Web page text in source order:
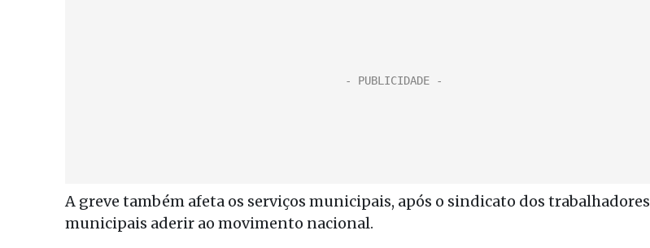
A greve também afeta os serviços municipais, após o sindicato dos trabalhadores
municipais aderir ao movimento nacional.